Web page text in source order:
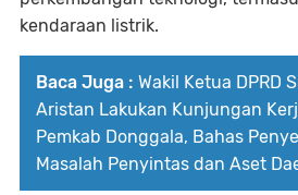
kendaraan listrik.
Baca Juga : Wakil Ketua DPRD
Aristan Lakukan Kunjungan
Pemkab Donggala, Bahas
Masalah Penyintas dan Aset